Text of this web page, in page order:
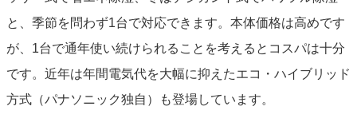
と、季節を問わず1台で対応できます。本体価格は高めです
が、1台で通年使い続けられることを考えるとコスパは十分
です。近年は年間電気代を大幅に抑えたエコ・ハイブリッド
方式（パナソニック独自）も登場しています。